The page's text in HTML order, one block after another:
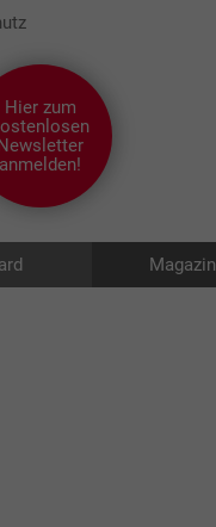
Hier zum
anmelden!
Magazin